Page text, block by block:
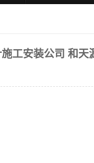
工安装公司 和天